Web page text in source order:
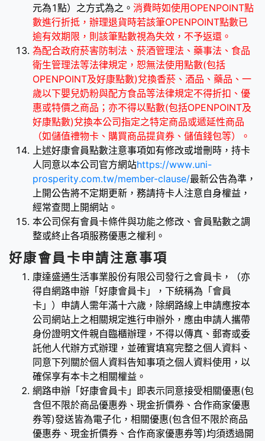
元為1點）之方式為之。 消費時如使用OPENPOINT點
數進行折抵，辦理退貨時若該筆OPENPOINT點數已
逾有效期限，則該筆點數視為失效，不予返還。
為配合政府菸害防制法、菸酒管理法、藥事法、食品
衛生管理法等法律規定，恕無法使用點數(包括
OPENPOINT及好康點數)兌換香菸、酒品、藥品、一
歲以下嬰兒奶粉與配方食品等法律規定不得折扣、優
惠或特價之商品；亦不得以點數(包括OPENPOINT及
好康點數)兌換本公司指定之特定商品或遞延性商品
（如儲值禮物卡、購買商品提貨券、儲值錢包等）。
上述好康會員點數注意事項如有修改或增刪時，持卡
人同意以本公司官方網站https://www.uni-
prosperity.com.tw/member-clause/最新公告為準，
上開公告將不定期更新，務請持卡人注意自身權益，
經常查閱上開網站。
本公司保有會員卡條件與功能之修改、會員點數之調
整或終止各項服務優惠之權利。
好康會員卡申請注意事項
康達盛通生活事業股份有限公司發行之會員卡，（亦
得自網路申辦「好康會員卡」，下統稱為「會員
卡」）申請人需年滿十六歲，除網路線上申請應按本
公司網站上之相關規定進行申辦外，應由申請人攜帶
身份證明文件親自臨櫃辦理，不得以傳真、郵寄或委
託他人代辦方式辦理，並確實填寫完整之個人資料、
同意下列關於個人資料告知事項之個人資料使用，以
確保享有本卡之相關權益。
網路申辦「好康會員卡」即表示同意接受相關優惠(包
含但不限於商品優惠券、現金折價券、合作商家優惠
券等)發送皆為電子化，相關優惠(包含但不限於商品
優惠券、現金折價券、合作商家優惠券等)均須透過開